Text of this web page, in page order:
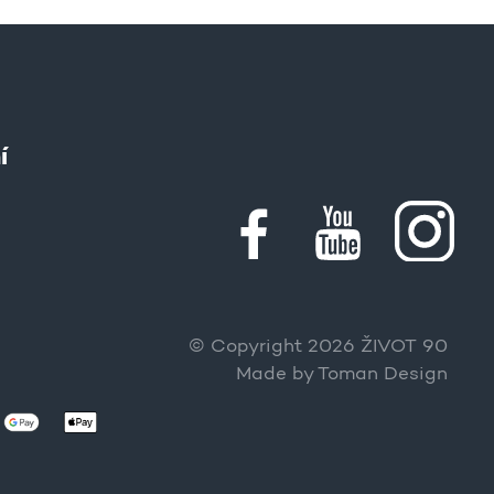
© Copyright 2026 ŽIVOT 90
Made byToman Design